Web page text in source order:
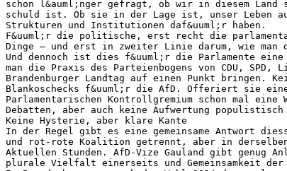
schon l&auml;nger gefragt, ob wir in diesem
schuld ist. Ob sie in der Lage ist, unser Leben
Strukturen und Institutionen daf&uuml;r haben.
F&uuml;r die politische, erst recht die
Dinge – und erst in zweiter Linie darum, wie
Und dennoch ist dies f&uuml;r die Parlamente
man die Praxis des Parteienbogens von CDU, SPD,
Brandenburger Landtag auf einen Punkt bringen.
Blankoschecks f&uuml;r die AfD. Offeriert sie
Parlamentarischen Kontrollgremium schon mal eine
Debatten, aber auch keine Aufwertung
Keine Hysterie, aber klare Kante
In der Regel gibt es eine gemeinsame Antwort
und rot-rote Koalition getrennt, aber in
Aktuellen Stunden. AfD-Vize Gauland gibt genug
plurale Vielfalt einerseits und Gemeinsamkeit der